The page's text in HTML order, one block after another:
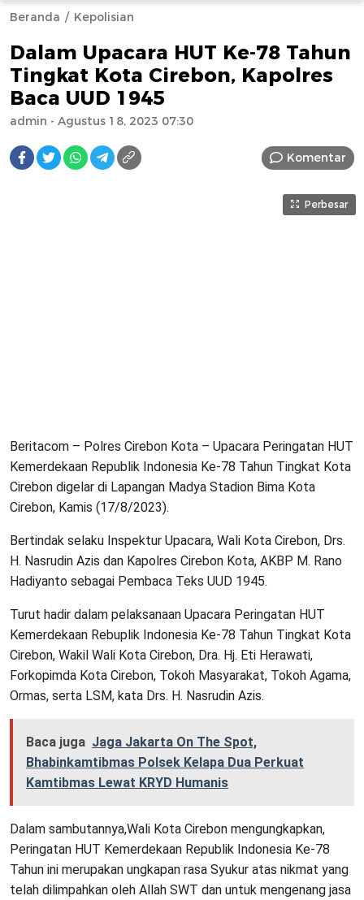
Beranda Kepolisian
Dalam Upacara HUT Ke-78 Tahun
Tingkat Kota Cirebon, Kapolres
Baca UUD 1945
admin - Agustus 18, 2023 07:30
Komentar
Perbesar
Beritacom – Polres Cirebon Kota – Upacara Peringatan HUT
Kemerdekaan Republik Indonesia Ke-78 Tahun Tingkat Kota
Cirebon digelar di Lapangan Madya Stadion Bima Kota
Cirebon, Kamis (17/8/2023).
Bertindak selaku Inspektur Upacara, Wali Kota Cirebon, Drs.
H. Nasrudin Azis dan Kapolres Cirebon Kota, AKBP M. Rano
Hadiyanto sebagai Pembaca Teks UUD 1945.
Turut hadir dalam pelaksanaan Upacara Peringatan HUT
Kemerdekaan Rebuplik Indonesia Ke-78 Tahun Tingkat Kota
Cirebon, Wakil Wali Kota Cirebon, Dra. Hj. Eti Herawati,
Forkopimda Kota Cirebon, Tokoh Masyarakat, Tokoh Agama,
Ormas, serta LSM, kata Drs. H. Nasrudin Azis.
Baca juga Jaga Jakarta On The Spot,
Bhabinkamtibmas Polsek Kelapa Dua Perkuat
Kamtibmas Lewat KRYD Humanis
Dalam sambutannya,Wali Kota Cirebon mengungkapkan,
Peringatan HUT Kemerdekaan Republik Indonesia Ke-78
Tahun ini merupakan ungkapan rasa Syukur atas nikmat yang
telah dilimpahkan oleh Allah SWT dan untuk mengenang jasa